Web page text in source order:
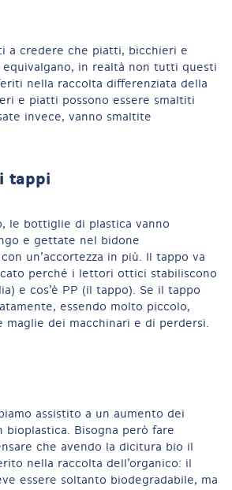
a credere che piatti, bicchieri e
equivalgano, in realtà non tutti questi
nella raccolta differenziata della
e piatti possono essere smaltiti
invece, vanno smaltite
tappi
le bottiglie di plastica vanno
e gettate nel bidone
un’accortezza in più. Il tappo va
perché i lettori ottici stabiliscono
e cos’è PP (il tappo). Se il tappo
essendo molto piccolo,
dei macchinari e di perdersi.
assistito a un aumento dei
bioplastica. Bisogna però fare
che avendo la dicitura bio il
nella raccolta dell’organico: il
essere soltanto biodegradabile, ma